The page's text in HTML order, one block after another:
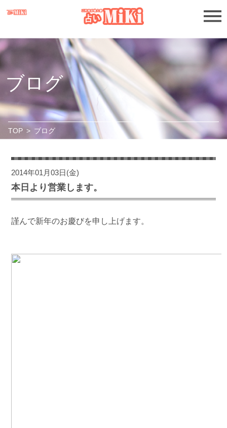
ブログ
TOP > ブログ
2014年01月03日(金)
本日より営業します。
謹んで新年のお慶びを申し上げます。